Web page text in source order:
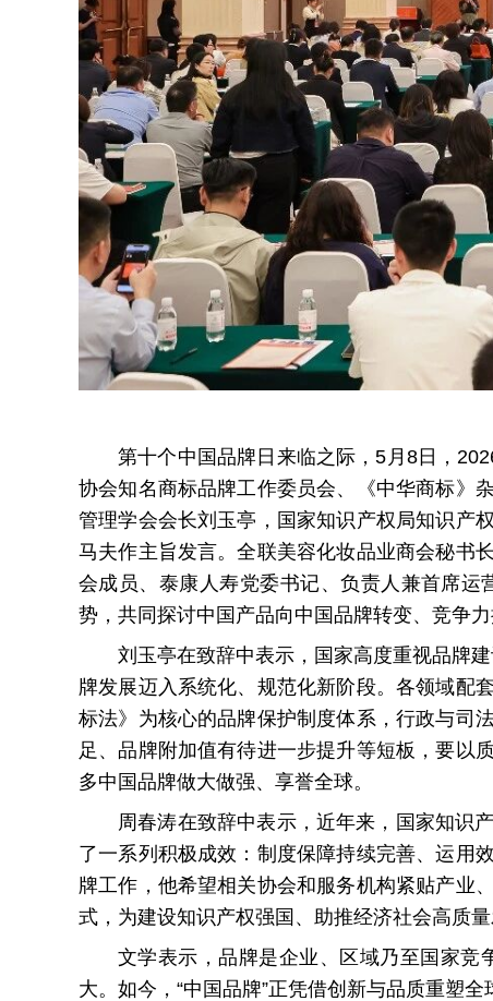
第十个中国品牌日来临之际，5月8日，
协会知名商标品牌工作委员会、《中华商标》
管理学会会长刘玉亭，国家知识产权局知识产
马夫作主旨发言。全联美容化妆品业商会秘书
会成员、泰康人寿党委书记、负责人兼首席
势，共同探讨中国产品向中国品牌转变、竞争
刘玉亭在致辞中表示，国家高度重视品牌
牌发展迈入系统化、规范化新阶段。各领域配
标法》为核心的品牌保护制度体系，行政与司
足、品牌附加值有待进一步提升等短板，要以
多中国品牌做大做强、享誉全球。
周春涛在致辞中表示，近年来，国家知识
了一系列积极成效：制度保障持续完善、运用
牌工作，他希望相关协会和服务机构紧贴产业
式，为建设知识产权强国、助推经济社会高质
文学表示，品牌是企业、区域乃至国家竞
大。如今，“中国品牌”正凭借创新与品质重塑